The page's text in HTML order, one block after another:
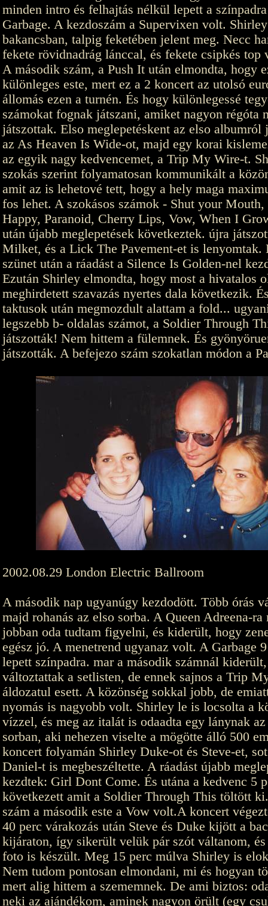
minden intro és felhajtás nélkül lepett a
Garbage. A kezdoszám a Supervixen volt. Shirley
bakancsban, talpig feketében jelent meg. Necc
fekete rövidnadrág lánccal, és fekete csipkés top
A második szám, a Push It után elmondta, hogy
különleges este, mert ez a 2 koncert az utolsó
állomás ezen a turnén. És hogy különlegessé
számokat fognak játszani, amiket nagyon régóta
játszottak. Elso meglepetéskent az elso albumról
az As Heaven Is Wide-ot, majd egy korai
az egyik nagy kedvencemet, a Trip My Wire-t.
szokás szerint folyamatosan kommunikált a
amit az is lehetové tett, hogy a hely maga
fos lehet. A szokásos számok - Shut your
Happy, Paranoid, Cherry Lips, Vow, When I
után újabb meglepetések következtek. újra
Milket, és a Lick The Pavement-et is lenyomtak.
szünet után a ráadást a Silence Is Golden-nel
Ezután Shirley elmondta, hogy most a hivatalos
meghirdetett szavazás nyertes dala következik.
taktusok után megmozdult alattam a fold...
legszebb b- oldalas számot, a Soldier Through
játszották! Nem hittem a fülemnek. És
játszották. A befejezo szám szokatlan módon a
2002.08.29 London Electric Ballroom
A második nap ugyanúgy kezdodött. Több órás
majd rohanás az elso sorba. A Queen Adreena-ra
jobban oda tudtam figyelni, és kiderült, hogy
egész jó. A menetrend ugyanaz volt. A Garbage
lepett színpadra. mar a második számnál
változtattak a setlisten, de ennek sajnos a Trip
áldozatul esett. A közönség sokkal jobb, de
nyomás is nagyobb volt. Shirley le is locsolta a
vízzel, és meg az italát is odaadta egy lánynak
sorban, aki nehezen viselte a mögötte álló 500
koncert folyamán Shirley Duke-ot és Steve-et,
Daniel-t is megbeszéltette. A ráadást újabb
kezdtek: Girl Dont Come. És utána a kedvenc 5
következett amit a Soldier Through This töltött
szám a második este a Vow volt.A koncert
40 perc várakozás után Steve és Duke kijött a
kijáraton, így sikerült velük pár szót váltanom,
foto is készült. Meg 15 perc múlva Shirley is
Nem tudom pontosan elmondani, mi és hogyan
mert alig hittem a szememnek. De ami biztos:
neki az ajándékom, aminek nagyon örült (egy